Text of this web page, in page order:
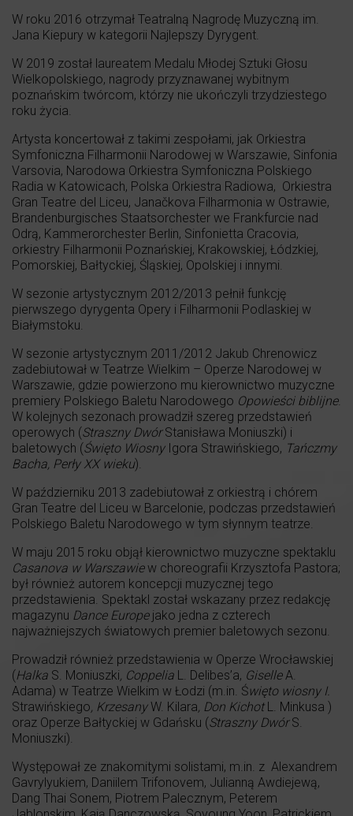
W roku 2016 otrzymał Teatralną Nagrodę Muzyczną im.
Jana Kiepury w kategorii Najlepszy Dyrygent.
W 2019 został laureatem Medalu Młodej Sztuki Głosu
Wielkopolskiego, nagrody przyznawanej wybitnym
poznańskim twórcom, którzy nie ukończyli trzydziestego
roku życia.
Artysta koncertował z takimi zespołami, jak Orkiestra
Symfoniczna Filharmonii Narodowej w Warszawie, Sinfonia
Varsovia, Narodowa Orkiestra Symfoniczna Polskiego
Radia w Katowicach, Polska Orkiestra Radiowa, Orkiestra
Gran Teatre del Liceu, Janačkova Filharmonia w Ostrawie,
Brandenburgisches Staatsorchester we Frankfurcie nad
Odrą, Kammerorchester Berlin, Sinfonietta Cracovia,
orkiestry Filharmonii Poznańskiej, Krakowskiej, Łódzkiej,
Pomorskiej, Bałtyckiej, Śląskiej, Opolskiej i innymi.
W sezonie artystycznym 2012/2013 pełnił funkcję
pierwszego dyrygenta Opery i Filharmonii Podlaskiej w
Białymstoku.
W sezonie artystycznym 2011/2012 Jakub Chrenowicz
zadebiutował w Teatrze Wielkim – Operze Narodowej w
Warszawie, gdzie powierzono mu kierownictwo muzyczne
premiery Polskiego Baletu Narodowego Opowieści biblijne.
W kolejnych sezonach prowadził szereg przedstawień
operowych (Straszny DwórStanisława Moniuszki) i
baletowych (Święto WiosnyIgora Strawińskiego, Tańczmy
Bacha, Perły XX wieku).
W październiku 2013 zadebiutował z orkiestrą i chórem
Gran Teatre del Liceu w Barcelonie, podczas przedstawień
Polskiego Baletu Narodowego w tym słynnym teatrze.
W maju 2015 roku objął kierownictwo muzyczne spektaklu
Casanova w Warszawiew choreografii Krzysztofa Pastora;
był również autorem koncepcji muzycznej tego
przedstawienia. Spektakl został wskazany przez redakcję
magazynu Dance Europe jako jedna z czterech
najważniejszych światowych premier baletowych sezonu.
Prowadził również przedstawienia w Operze Wrocławskiej
(Halka S. Moniuszki, Coppelia L. Delibes’a, GiselleA.
Adama) w Teatrze Wielkim w Łodzi (m.in. Święto wiosny I.
Strawińskiego, KrzesanyW. Kilara, Don Kichot L. Minkusa )
oraz Operze Bałtyckiej w Gdańsku (Straszny DwórS.
Moniuszki).
Występował ze znakomitymi solistami, m.in. z Alexandrem
Gavrylyukiem, Daniilem Trifonovem, Julianną Awdiejewą,
Dang Thai Sonem, Piotrem Palecznym, Peterem